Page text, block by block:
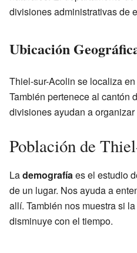
divisiones administrativas de
Ubicación
Thiel-sur-Acolin se localiza
También pertenece al cantón
divisiones ayudan a
Población de
Lademografíaes el estudio
de un lugar. Nos ayuda a
allí. También nos muestra si
disminuye con el tiempo.